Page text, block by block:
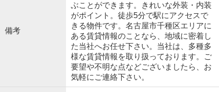
備考
ぶことができます。きれいな外装・内装
がポイント。徒歩5分で駅にアクセスで
きる物件です。名古屋市千種区エリアに
ある賃貸情報のことなら、地域に密着し
た当社へお任せ下さい。当社は、多種多
様な賃貸情報を取り扱っております。ご
要望や不明な点などございましたら、お
気軽にご連絡下さい。